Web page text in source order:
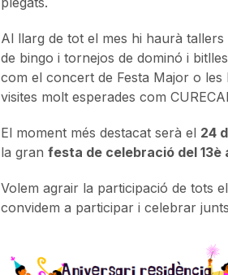
Al llarg de tot el mes hi haurà tallers
de bingo i tornejos de dominó i
com el concert de Festa Major o les
visites molt esperades com
El moment més destacat serà el 24
la gran festa de celebració del 13è
Volem agrair la participació de tots
convidem a participar i celebrar